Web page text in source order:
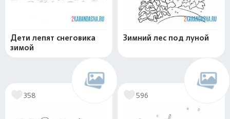
Дети лепят снеговика
зимой
Зимний лес под луной
358 596